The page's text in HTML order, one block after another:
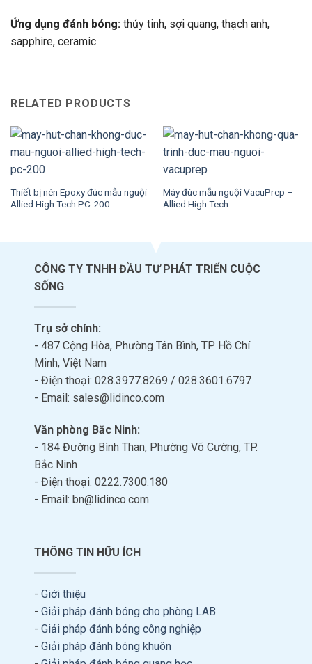
Ứng dụng đánh bóng: thủy tinh, sợi quang, thạch anh,
sapphire, ceramic
RELATED PRODUCTS
Thiết bị nén Epoxy đúc mẫu nguội
Allied High Tech PC-200
Máy đúc mẫu nguội VacuPrep –
Allied High Tech
CÔNG TY TNHH ĐẦU TƯ PHÁT TRIỂN CUỘC
SỐNG
Trụ sở chính:
- 487 Cộng Hòa, Phường Tân Bình, TP. Hồ Chí
Minh, Việt Nam
- Điện thoại: 028.3977.8269 / 028.3601.6797
- Email: sales@lidinco.com
Văn phòng Bắc Ninh:
- 184 Đường Bình Than, Phường Võ Cường, TP.
Bắc Ninh
- Điện thoại: 0222.7300.180
- Email: bn@lidinco.com
THÔNG TIN HỮU ÍCH
- Giới thiệu
- Giải pháp đánh bóng cho phòng LAB
- Giải pháp đánh bóng công nghiệp
- Giải pháp đánh bóng khuôn